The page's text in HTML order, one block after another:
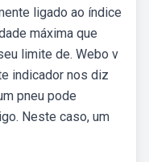
ligado ao índice
máxima que
limite de. Webo v
indicador nos diz
pneu pode
Neste caso, um